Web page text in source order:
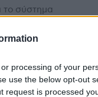
processing of your
use the below opt-out
request is processed
το σύστημα
TikTok
την υγεία